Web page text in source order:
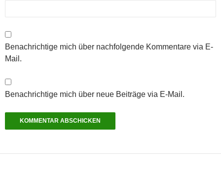
Benachrichtige mich über nachfolgende Kommentare via E-
Mail.
Benachrichtige mich über neue Beiträge via E-Mail.